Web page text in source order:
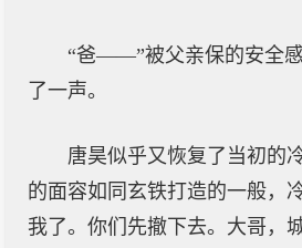
“爸——”被父亲保的安全
了一声。
唐昊似乎又恢复了当初的
的面容如同玄铁打造的一般，
我了。你们先撤下去。大哥，